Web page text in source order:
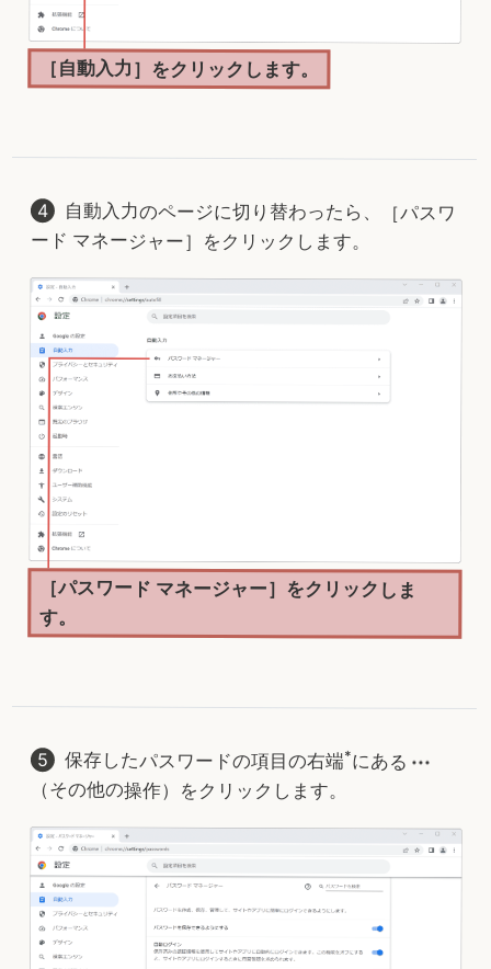
［自動入力］をクリックします。
自動入力のページに切り替わったら、［パスワ
ード マネージャー］をクリックします。
［パスワード マネージャー］をクリックしま
す。
保存したパスワードの項目の右端*にある
（その他の操作）をクリックします。